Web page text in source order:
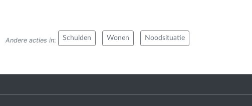
Andere acties in: Schulden Wonen Noodsituatie